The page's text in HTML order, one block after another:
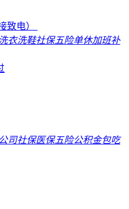
致电）
衣洗鞋社保五险单休加班补
司社保医保五险公积金包吃